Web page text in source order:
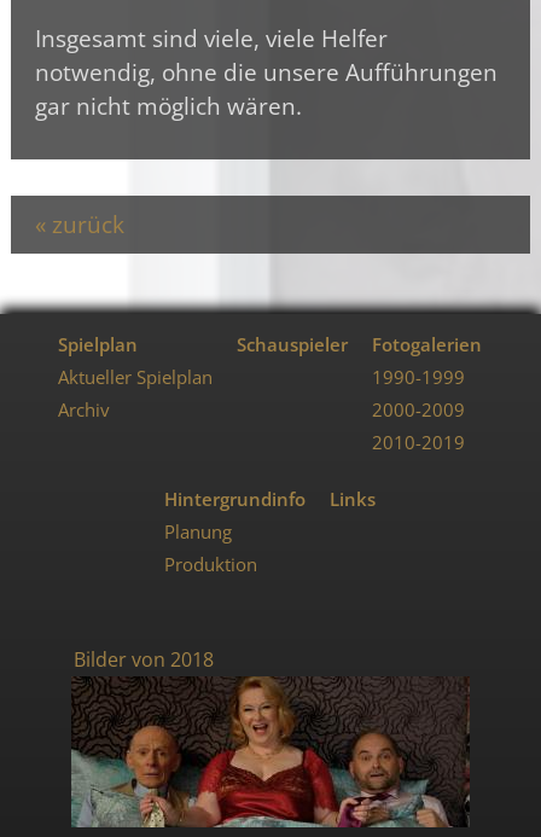
Insgesamt sind viele, viele Helfer
notwendig, ohne die unsere Aufführungen
gar nicht möglich wären.
zurück
Spielplan
Aktueller Spielplan
Archiv
Schauspieler
Fotogalerien
1990-1999
2000-2009
2010-2019
Hintergrundinfo
Planung
Produktion
Links
Bilder von 2018